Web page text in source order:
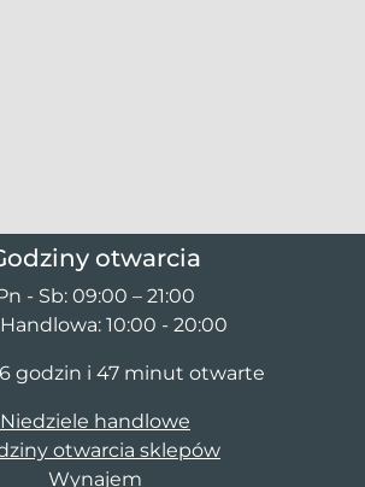
otwarcia
- Sb: 09:00 – 21:00
10:00 - 20:00
godzin i 47 minut otwarte
Niedziele handlowe
otwarcia sklepów
Wynajem